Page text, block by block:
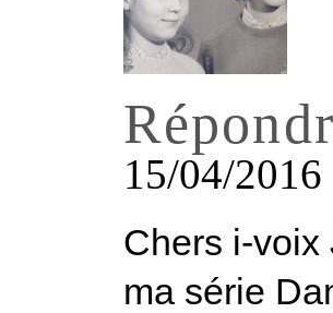
15/04/2016
Chers i-voix
ma série